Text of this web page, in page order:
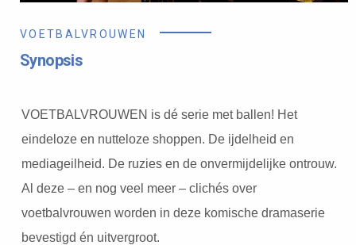
VOETBALVROUWEN
Synopsis
VOETBALVROUWEN is dé serie met ballen! Het
eindeloze en nutteloze shoppen. De ijdelheid en
mediageilheid. De ruzies en de onvermijdelijke ontrouw.
Al deze – en nog veel meer – clichés over
voetbalvrouwen worden in deze komische dramaserie
bevestigd én uitvergroot.